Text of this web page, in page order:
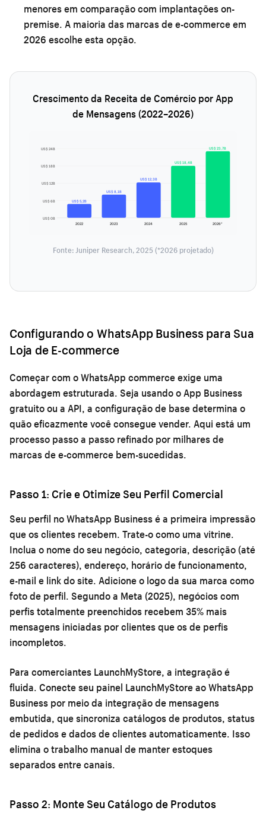
menores em comparação com implantações on-
premise. A maioria das marcas de e-commerce em
2026 escolhe esta opção.
Crescimento da Receita de Comércio por App
de Mensagens (2022–2026)
US$ 0B
US$ 6B
US$ 12B
US$ 18B
US$ 24B
US$ 5,2B
2022
US$ 8,1B
2023
US$ 12,3B
2024
US$ 18,4B
2025
US$ 23,7B
2026*
Fonte: Juniper Research, 2025 (*2026 projetado)
Configurando o WhatsApp Business para Sua
Loja de E-commerce
Começar com o WhatsApp commerce exige uma
abordagem estruturada. Seja usando o App Business
gratuito ou a API, a configuração de base determina o
quão eficazmente você consegue vender. Aqui está um
processo passo a passo refinado por milhares de
marcas de e-commerce bem-sucedidas.
Passo 1: Crie e Otimize Seu Perfil Comercial
Seu perfil no WhatsApp Business é a primeira impressão
que os clientes recebem. Trate-o como uma vitrine.
Inclua o nome do seu negócio, categoria, descrição (até
256 caracteres), endereço, horário de funcionamento,
e-mail e link do site. Adicione o logo da sua marca como
foto de perfil. Segundo a Meta (2025), negócios com
perfis totalmente preenchidos recebem 35% mais
mensagens iniciadas por clientes que os de perfis
incompletos.
Para comerciantes LaunchMyStore, a integração é
fluida. Conecte seu painel LaunchMyStore ao WhatsApp
Business por meio da integração de mensagens
embutida, que sincroniza catálogos de produtos, status
de pedidos e dados de clientes automaticamente. Isso
elimina o trabalho manual de manter estoques
separados entre canais.
Passo 2: Monte Seu Catálogo de Produtos